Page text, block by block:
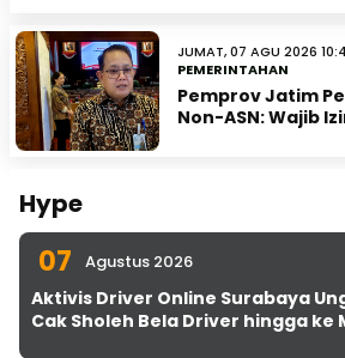
JUMAT, 07 AGU 2026
PEMERINTAHAN
Pemprov Jatim
Non-ASN: Wajib
Hype
07 Agustus 2026
Aktivis Driver Online Surabaya
Cak Sholeh Bela Driver hingga ke